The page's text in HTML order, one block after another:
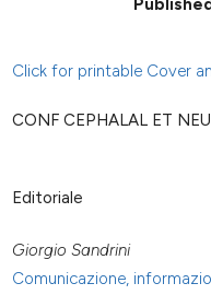
Click for printable Cover
CONF CEPHALAL ET
Editoriale
Giorgio Sandrini
Comunicazione,